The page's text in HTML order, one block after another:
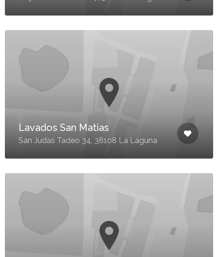
Lavados San Matias
San Judas Tadeo 34, 38108 La Laguna